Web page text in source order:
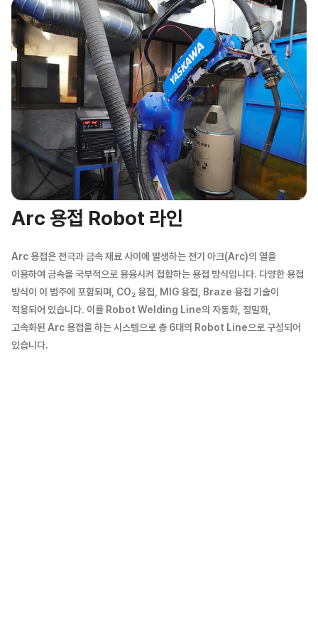
Arc 용접 Robot 라인
Arc 용접은 전극과 금속 재료 사이에 발생하는 전기 아크(Arc)의 열을
이용하여 금속을 국부적으로 용융시켜 접합하는 용접 방식입니다. 다양한 용접
방식이 이 범주에 포함되며, CO₂ 용접, MIG 용접, Braze 용접 기술이
적용되어 있습니다. 이를 Robot Welding Line의 자동화, 정밀화,
고속화된 Arc 용접을 하는 시스템으로 총 6대의 Robot Line으로 구성되어
있습니다.